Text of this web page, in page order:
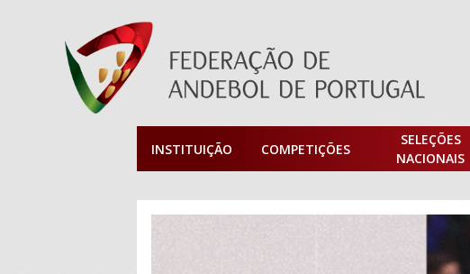
INSTITUIÇÃO COMPETIÇÕES
SELEÇÕES
NACIONAIS